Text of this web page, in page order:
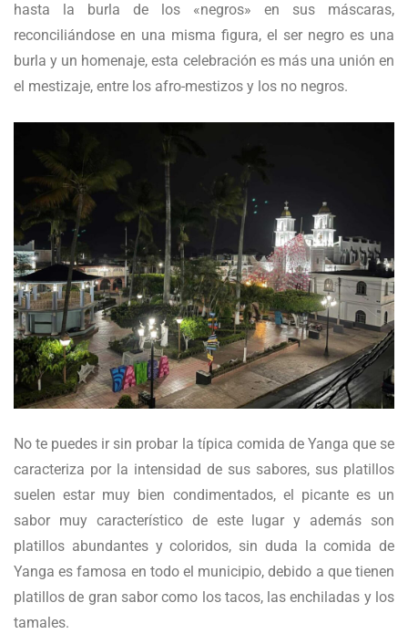
hasta la burla de los «negros» en sus máscaras,
reconciliándose en una misma figura, el ser negro es una
burla y un homenaje, esta celebración es más una unión en
el mestizaje, entre los afro-mestizos y los no negros.
No te puedes ir sin probar la típica comida de Yanga que se
caracteriza por la intensidad de sus sabores, sus platillos
suelen estar muy bien condimentados, el picante es un
sabor muy característico de este lugar y además son
platillos abundantes y coloridos, sin duda la comida de
Yanga es famosa en todo el municipio, debido a que tienen
platillos de gran sabor como los tacos, las enchiladas y los
tamales.